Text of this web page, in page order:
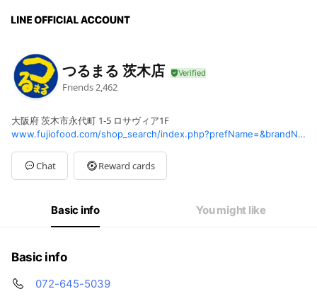
つるまる 茨木店
Friends 2,462
大阪府 茨木市永代町 1-5 ロサヴィア1F
www.fujiofood.com/shop_search/index.php?prefName=&brandName=%E3%81%A4%E3%82%8B%E3%81%BE%E3%82%8B
Chat Reward cards
Basic info You might like
Basic info
072-645-5039